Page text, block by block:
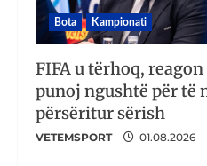
Bota Kampionati
FIFA u tërhoq,
punoj ngushtë për të
përsëritur sërish
VETEMSPORT 01.08.2026